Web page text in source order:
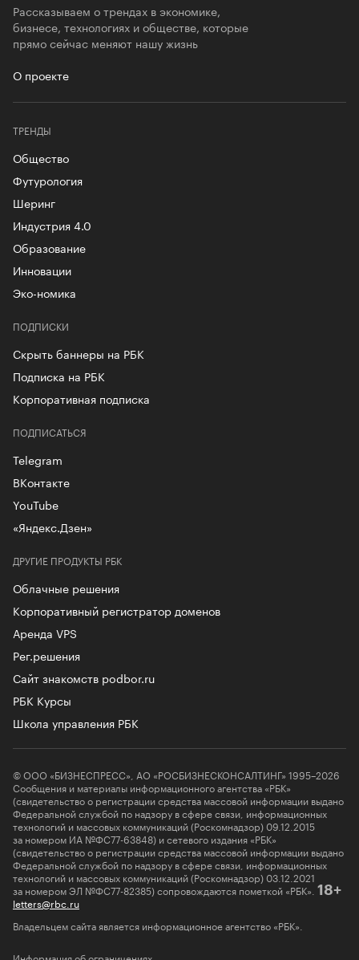
Рассказываем о трендах в экономике,
бизнесе, технологиях и обществе, которые
прямо сейчас меняют нашу жизнь
О проекте
ТРЕНДЫ
Общество
Футурология
Шеринг
Индустрия 4.0
Образование
Инновации
Эко-номика
ПОДПИСКИ
Скрыть баннеры на РБК
Подписка на РБК
Корпоративная подписка
ДРУГИЕ ПРОДУКТЫ РБК
Облачные решения
Корпоративный регистратор доменов
Аренда VPS
Рег.решения
Сайт знакомств podbor.ru
РБК Курсы
Школа управления РБК
ПОДПИСАТЬСЯ
Telegram
ВКонтакте
YouTube
«Яндекс.Дзен»
© ООО «БИЗНЕСПРЕСС», АО «РОСБИЗНЕСКОНСАЛТИНГ» 1995–2026
Сообщения и материалы информационного агентства «РБК»
(свидетельство о регистрации средства массовой информации выдано
Федеральной службой по надзору в сфере связи, информационных
технологий и массовых коммуникаций (Роскомнадзор) 09.12.2015
за номером ИА №ФС77-63848) и сетевого издания «РБК»
(свидетельство о регистрации средства массовой информации выдано
Федеральной службой по надзору в сфере связи, информационных
технологий и массовых коммуникаций (Роскомнадзор) 03.12.2021
за номером ЭЛ №ФС77-82385) сопровождаются пометкой «РБК». 18+
letters@rbc.ru
Владельцем сайта является информационное агентство «РБК».